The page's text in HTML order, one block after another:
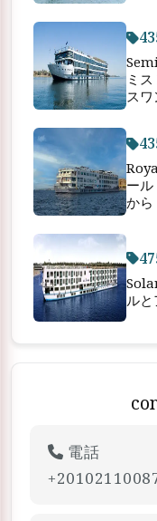
ミ
ス
ー
か
ル
電話